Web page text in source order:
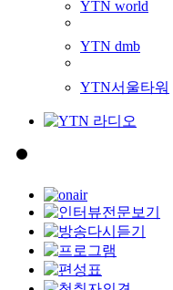
YTN world
YTN dmb
YTN서울타워